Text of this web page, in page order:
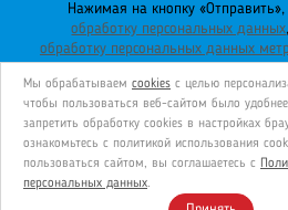
Нажимая на кнопку
обработку персональных данных
обработку персональных данных
Политики
данных.
Мы обрабатываем cookies с целью
чтобы пользоваться веб-сайтом было
запретить обработку сookies в настройках
ознакомьтесь с политикой использования
пользоваться сайтом, вы соглашаетесь с
персональных данных.